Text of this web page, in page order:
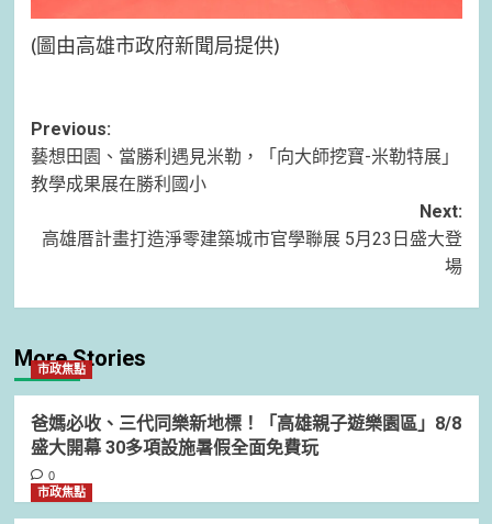
(圖由高雄市政府新聞局提供)
Post
navigation
Previous:
藝想田園、當勝利遇見米勒，「向大師挖寶-米勒特展」
教學成果展在勝利國小
Next:
高雄厝計畫打造淨零建築城市官學聯展 5月23日盛大登
場
More Stories
市政焦點
爸媽必收、三代同樂新地標！「高雄親子遊樂園區」8/8
盛大開幕 30多項設施暑假全面免費玩
0
市政焦點